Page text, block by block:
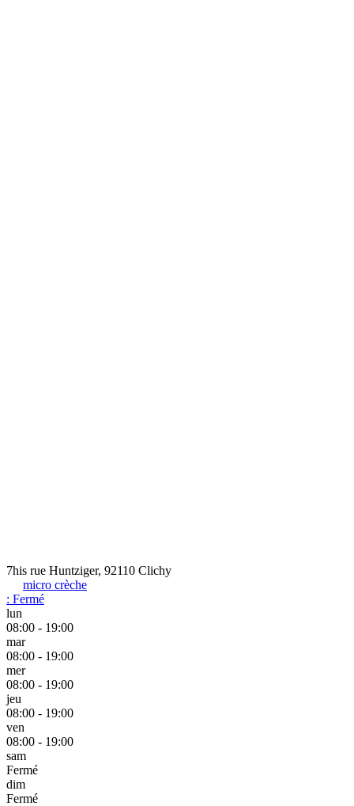
7his rue Huntziger, 92110 Clichy
micro crèche
: Fermé
lun
08:00 - 19:00
mar
08:00 - 19:00
mer
08:00 - 19:00
jeu
08:00 - 19:00
ven
08:00 - 19:00
sam
Fermé
dim
Fermé